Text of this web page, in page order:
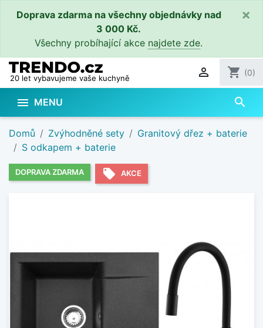
Doprava zdarma na všechny objednávky nad
3 000 Kč.
Všechny probíhající akce najdete zde.
×
20 let vybavujeme vaše kuchyně  shopping_cart (0)
 MENU search
Domů Zvýhodněné sety
Granitový dřez + baterie
S odkapem + baterie
DOPRAVA ZDARMA local_offer AKCE